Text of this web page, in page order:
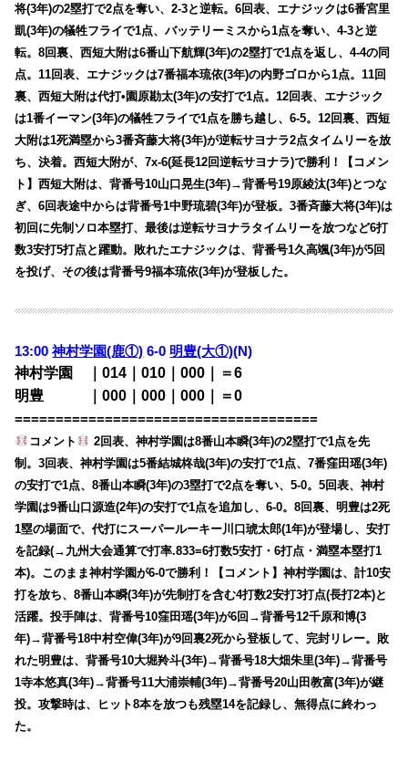
将(3年)の2塁打で2点を奪い、2-3と逆転。6回表、エナジックは6番宮里
凱(3年)の犠牲フライで1点、バッテリーミスから1点を奪い、4-3と逆
転。8回裏、西短大附は6番山下航輝(3年)の2塁打で1点を返し、4-4の同
点。11回表、エナジックは7番福本琉依(3年)の内野ゴロから1点。11回
裏、西短大附は代打•園原勘太(3年)の安打で1点。12回表、エナジック
は1番イーマン(3年)の犠牲フライで1点を勝ち越し、6-5。12回裏、西短
大附は1死満塁から3番斉藤大将(3年)が逆転サヨナラ2点タイムリーを放
ち、決着。西短大附が、7x-6(延長12回逆転サヨナラ)で勝利！【コメン
ト】西短大附は、背番号10山口晃生(3年)→背番号19原綾汰(3年)とつな
ぎ、6回表途中からは背番号1中野琉碧(3年)が登板。3番斉藤大将(3年)は
初回に先制ソロ本塁打、最後は逆転サヨナラタイムリーを放つなど6打
数3安打5打点と躍動。敗れたエナジックは、背番号1久高颯(3年)が5回
を投げ、その後は背番号9福本琉依(3年)が登板した。
13:00神村学園(鹿①) 6-0 明豊(大①)(N)
神村学園 ｜014｜010｜000｜＝6
明豊 ｜000｜000｜000｜＝0
=====================================
コメント
2回表、神村学園は8番山本瞬(3年)の2塁打で1点を先
制。3回表、神村学園は5番結城柊哉(3年)の安打で1点、7番窪田瑶(3年)
の安打で1点、8番山本瞬(3年)の3塁打で2点を奪い、5-0。5回表、神村
学園は9番山口源造(2年)の安打で1点を追加し、6-0。8回裏、明豊は2死
1塁の場面で、代打にスーパールーキー川口琥太郎(1年)が登場し、安打
を記録(→九州大会通算で打率.833=6打数5安打・6打点・満塁本塁打1
本)。このまま神村学園が6-0で勝利！【コメント】神村学園は、計10安
打を放ち、8番山本瞬(3年)が先制打を含む4打数2安打3打点(長打2本)と
活躍。投手陣は、背番号10窪田瑶(3年)が6回→背番号12千原和博(3
年)→背番号18中村空偉(3年)が9回裏2死から登板して、完封リレー。敗
れた明豊は、背番号10大堀羚斗(3年)→背番号18大畑朱里(3年)→背番号
1寺本悠真(3年)→背番号11大浦崇輔(3年)→背番号20山田教富(3年)が継
投。攻撃時は、ヒット8本を放つも残塁14を記録し、無得点に終わっ
た。